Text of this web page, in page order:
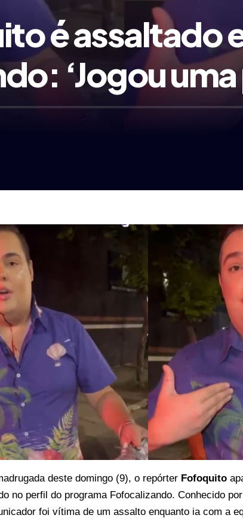
é assaltado
‘Jogou uma
deste domingo (9), o repórter Fofoquito
no perfil do programa Fofocalizando. Conhecido
foi vítima de um assalto enquanto ia com a